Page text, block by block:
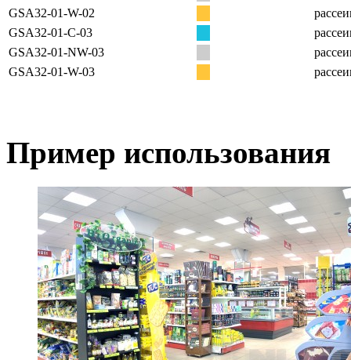
GSA32-01-W-02
GSA32-01-C-03
GSA32-01-NW-03
GSA32-01-W-03
Пример использования